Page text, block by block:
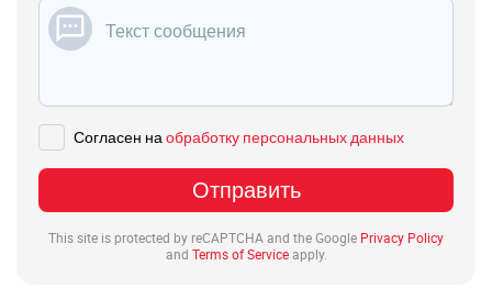
Введите ваше сообщение
Согласен наобработку персональных данных
Отправить
This site is protected by reCAPTCHA and the Google Privacy Policy
and Terms of Serviceapply.